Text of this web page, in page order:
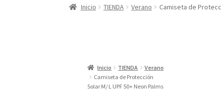
Inicio TIENDA Verano Camiseta de
Inicio TIENDA
Verano
Camiseta de Protección
Solar M/ L UPF 50+ Neon Palms